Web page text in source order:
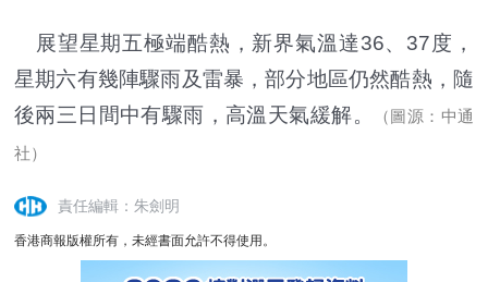
展望星期五極端酷熱，新界氣溫達36、37度，
星期六有幾陣驟雨及雷暴，部分地區仍然酷熱，隨
後兩三日間中有驟雨，高溫天氣緩解。
（圖源：中通
社）
責任編輯：朱劍明
香港商報版權所有，未經書面允許不得使用。